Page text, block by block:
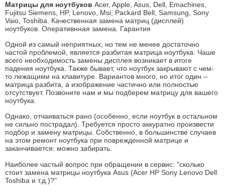
Матрицы для ноутбуков Acer, Apple, Asus, Dell, Emachines,
Fujitsu Siemens, HP, Lenovo, Msi, Packard Bell, Samsung, Sony
Vaio, Toshiba.
Качественная замена матриц (дисплей)
ноутбуков. Оперативнная замена. Гарантия
Одной из самый неприятных, но тем не менее достаточно
частой проблемой, является разбитая матрица ноутбука. Чаше
всего необходимость замены дисплея возникает в итоге
падения ноутбука. Также бывает, что ноутбук закрывают с чем-
то лежащими на клавитуре. Вариантов много, но итог один –
матрица разбита, а изображение частично или полностью
отсутствует. Позвоните нам и мы подберем матрицу для вашего
ноутбука.
Однако, отчаиваться рано (особенно, если ноутбук в остальном
не сильно пострадал). Требуется просто аккуратно произвести
подбор и замену матрицы. Собственно, в большинстве случаев
на этом ремонт ноутбука при поврежденной матрице и
заканчивается: можно забирать.
Наиболее частый вопрос при обращении в сервис: "сколько
стоит замена матрицы ноутбука Asus (Acer HP Sony Lenovo Dell
Toshiba и т.д.)?"